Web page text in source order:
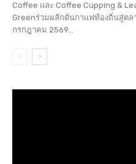
Coffee และ Coffee Cupping &
Greenร่วมผลักดันกาแฟท้องถิ่นสู่ตลาดสีเขียว
กรกฎาคม 2569...